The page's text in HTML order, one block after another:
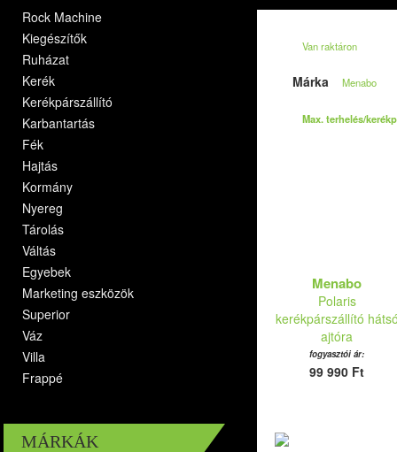
Rock Machine
Kiegészítők
Ruházat
Kerék
Kerékpárszállító
Karbantartás
Fék
Hajtás
Kormány
Nyereg
Tárolás
Váltás
Egyebek
Marketing eszközök
Superior
Váz
Villa
Frappé
MÁRKÁK
Van raktáron
Márka Menabo
Max. terhelés/
Menabo
Polaris
kerékpárszállító
ajtóra
fogyasztói ár:
99 990 Ft